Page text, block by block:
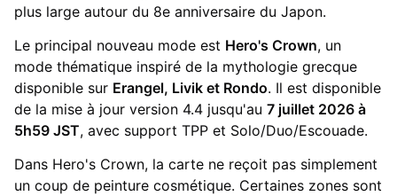
plus large autour du 8e anniversaire du Japon.
Le principal nouveau mode est Hero's Crown, un
mode thématique inspiré de la mythologie grecque
disponible sur Erangel, Livik et Rondo. Il est disponible
de la mise à jour version 4.4 jusqu'au 7 juillet 2026 à
5h59 JST, avec support TPP et Solo/Duo/Escouade.
Dans Hero's Crown, la carte ne reçoit pas simplement
un coup de peinture cosmétique. Certaines zones sont